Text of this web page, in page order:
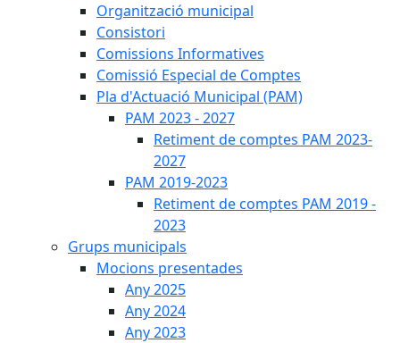
Organització municipal
Consistori
Comissions Informatives
Comissió Especial de Comptes
Pla d'Actuació Municipal (PAM)
PAM 2023 - 2027
Retiment de comptes PAM 2023-
2027
PAM 2019-2023
Retiment de comptes PAM 2019 -
2023
Grups municipals
Mocions presentades
Any 2025
Any 2024
Any 2023